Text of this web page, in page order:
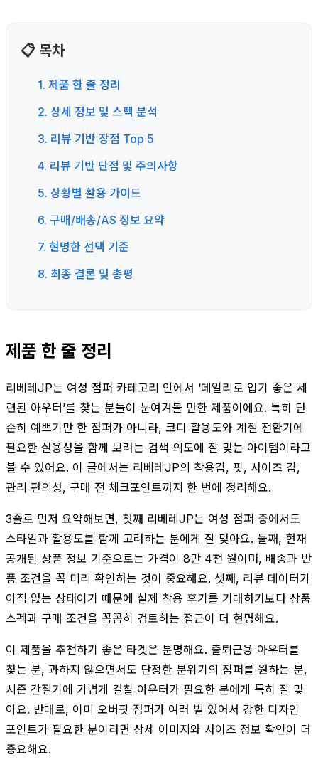
📋 목차
1. 제품 한 줄 정리
2. 상세 정보 및 스펙 분석
3. 리뷰 기반 장점 Top 5
4. 리뷰 기반 단점 및 주의사항
5. 상황별 활용 가이드
6. 구매/배송/AS 정보 요약
7. 현명한 선택 기준
8. 최종 결론 및 총평
제품 한 줄 정리
리베레JP는 여성 점퍼 카테고리 안에서 ‘데일리로 입기 좋은 세
련된 아우터’를 찾는 분들이 눈여겨볼 만한 제품이에요. 특히 단
순히 예쁘기만 한 점퍼가 아니라, 코디 활용도와 계절 전환기에
필요한 실용성을 함께 보려는 검색 의도에 잘 맞는 아이템이라고
볼 수 있어요. 이 글에서는 리베레JP의 착용감, 핏, 사이즈 감,
관리 편의성, 구매 전 체크포인트까지 한 번에 정리해요.
3줄로 먼저 요약해보면, 첫째 리베레JP는 여성 점퍼 중에서도
스타일과 활용도를 함께 고려하는 분에게 잘 맞아요. 둘째, 현재
공개된 상품 정보 기준으로는 가격이 8만 4천 원이며, 배송과 반
품 조건을 꼭 미리 확인하는 것이 중요해요. 셋째, 리뷰 데이터가
아직 없는 상태이기 때문에 실제 착용 후기를 기대하기보다 상품
스펙과 구매 조건을 꼼꼼히 검토하는 접근이 더 현명해요.
이 제품을 추천하기 좋은 타겟은 분명해요. 출퇴근용 아우터를
찾는 분, 과하지 않으면서도 단정한 분위기의 점퍼를 원하는 분,
시즌 간절기에 가볍게 걸칠 아우터가 필요한 분에게 특히 잘 맞
아요. 반대로, 이미 오버핏 점퍼가 여러 벌 있어서 강한 디자인
포인트가 필요한 분이라면 상세 이미지와 사이즈 정보 확인이 더
중요해요.